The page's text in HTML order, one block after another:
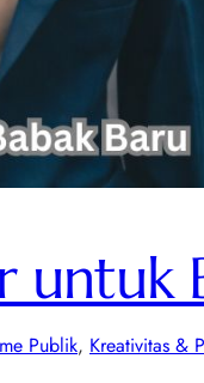
untuk
Publik, Kreativitas &